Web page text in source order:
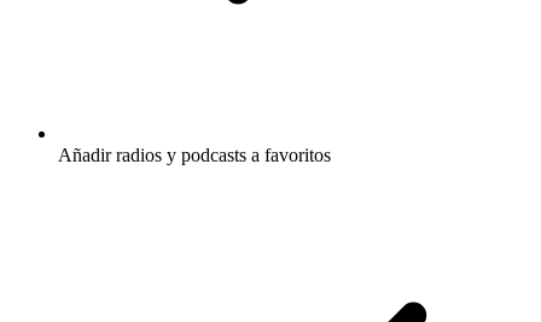
Añadir radios y podcasts a favoritos